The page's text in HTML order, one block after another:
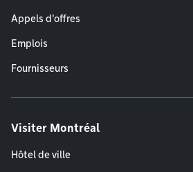
Appels d'offres
Emplois
Fournisseurs
Visiter Montréal
Hôtel de ville